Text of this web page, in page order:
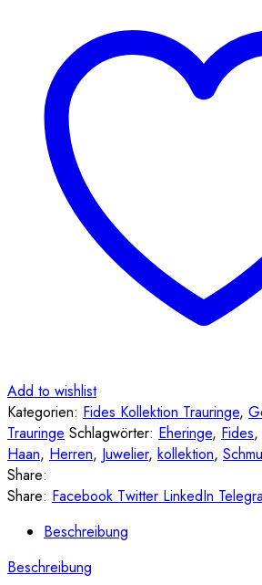
Add to wishlist
Kategorien: Fides Kollektion Trauringe,
Trauringe Schlagwörter: Eheringe, Fides,
Haan, Herren, Juwelier, kollektion,
Share:
Share: Facebook Twitter LinkedIn
Beschreibung
Beschreibung